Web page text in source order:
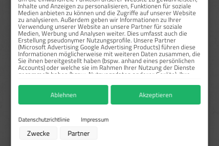
Sofort verfügbar, Lieferzeit: 1-3 Tage
Größeauswählen
148x148 mm
200x200 mm
300x300 mm
Leuchtstärkeauswählen
auswählen
Produkt Anzahl: Gib den gewünschten Wert ein oder benutze die Schaltflächen um die Anzahl zu
Inhalte und Anzeigen zu personalisieren, Funktionen für soziale
Medien anbieten zu können und die Zugriffe auf unserer Website
zu analysieren. Außerdem geben wir Informationen zu Ihrer
Verwendung unserer Website an unsere Partner für soziale
Medien, Werbung und Analysen weiter. Dies umfasst auch die
Erstellung pseudonymer Nutzungsprofile. Unsere Partner
(Microsoft Advertising Google Advertising Products) führen diese
Informationen möglicherweise mit weiteren Daten zusammen, die
Sie ihnen bereitgestellt haben (bspw. anhand eines persönlichen
Accounts) oder welche sie im Rahmen Ihrer Nutzung der Dienste
gesammelt haben (bspw. Nutzungsdaten anderer Geräte). Ihre
jederzeit widerrufen, indem Sie auf den Datenschutz-Button links
unten klicken und dort die entsprechenden Anpassungen
vornehmen.
Zwecke der Datenverarbeitung durch unsere Partner:
Verwendung reduzierter Daten zur Auswahl von Werbeanzeigen
Datenschutzrichtlinie Impressum
Zwecke Partner
Ablehnen Akzeptieren